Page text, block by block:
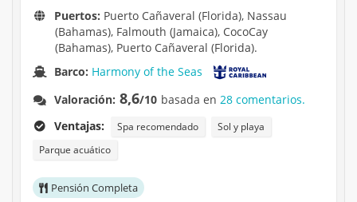
Puertos: Puerto Cañaveral (Florida), Nassau
(Bahamas), Falmouth (Jamaica), CocoCay
(Bahamas), Puerto Cañaveral (Florida).
Barco: Harmony of the Seas
Valoración: 8,6/10 basada en28 comentarios.
Ventajas:
Spa recomendado
Sol y playa
Parque acuático
Pensión Completa